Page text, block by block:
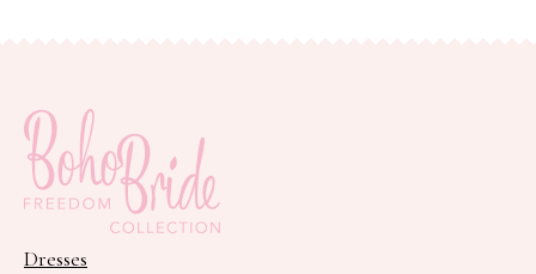
Dresses